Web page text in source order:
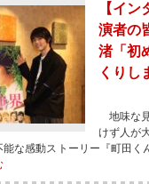
【イ
演者の
渚「初
くりし
地味な
けず人が
能な感動ストーリー『町田